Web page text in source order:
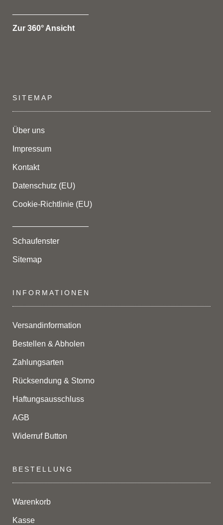
Zur 360° Ansicht
SITEMAP
Über uns
Impressum
Kontakt
Datenschutz (EU)
Cookie-Richtlinie (EU)
Schaufenster
Sitemap
INFORMATIONEN
Versandinformation
Bestellen & Abholen
Zahlungsarten
Rücksendung & Storno
Haftungsausschluss
AGB
Widerruf Button
BESTELLUNG
Warenkorb
Kasse